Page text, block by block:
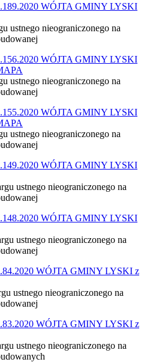
WÓJTA GMINY LYSKI
ustnego nieograniczonego na
WÓJTA GMINY LYSKI
ustnego nieograniczonego na
WÓJTA GMINY LYSKI
ustnego nieograniczonego na
WÓJTA GMINY LYSKI
ustnego nieograniczonego na
WÓJTA GMINY LYSKI
ustnego nieograniczonego na
WÓJTA GMINY LYSKI z
ustnego nieograniczonego na
WÓJTA GMINY LYSKI z
ustnego nieograniczonego na